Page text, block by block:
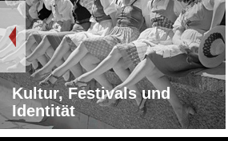
Kultur, Festivals und
Identität